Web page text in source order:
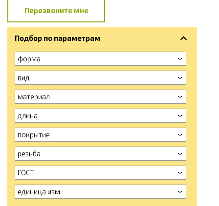
Перезвоните мне
Подбор по параметрам
форма
вид
материал
длина
покрытие
резьба
ГОСТ
единица изм.